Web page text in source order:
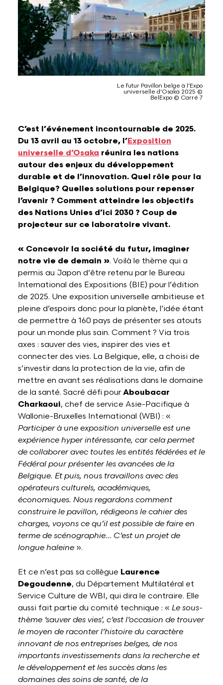
Le futur Pavillon belge à l’Expo
universelle d’Osaka 2025 ©
BelExpo © Carré 7
C’est l’événement incontournable de 2025.
Du 13 avril au 13 octobre, l’Exposition
universelle d’Osaka réunira les nations
autour des enjeux du développement
durable et de l’innovation. Quel rôle pour la
Belgique? Quelles solutions pour repenser
l’avenir ? Comment atteindre les objectifs
des Nations Unies d’ici 2030 ? Coup de
projecteur sur ce laboratoire vivant.
« Concevoir la société du futur, imaginer
notre vie de demain ». Voilà le thème qui a
permis au Japon d’être retenu par le Bureau
International des Expositions (BIE) pour l’édition
de 2025. Une exposition universelle ambitieuse et
pleine d’espoirs donc pour la planète, l’idée étant
de permettre à 160 pays de présenter ses atouts
pour un monde plus sain. Comment ? Via trois
axes : sauver des vies, inspirer des vies et
connecter des vies. La Belgique, elle, a choisi de
s’investir dans la protection de la vie, afin de
mettre en avant ses réalisations dans le domaine
de la santé. Sacré défi pourAboubacar
Charkaoui, chef de service Asie-Pacifique à
Wallonie-Bruxelles International (WBI) : «
Participer à une exposition universelle est une
expérience hyper intéressante, car cela permet
de collaborer avec toutes les entités fédérées et le
Fédéral pour présenter les avancées de la
Belgique. Et puis, nous travaillons avec des
opérateurs culturels, académiques,
économiques. Nous regardons comment
construire le pavillon, rédigeons le cahier des
charges, voyons ce qu’il est possible de faire en
terme de scénographie... C’est un projet de
longue haleine ».
Et ce n’est pas sa collègue Laurence
Degoudenne, du Département Multilatéral et
Service Culture de WBI, qui dira le contraire. Elle
aussi fait partie du comité technique : « Le sous-
thème ‘sauver des vies’, c’est l’occasion de trouver
le moyen de raconter l’histoire du caractère
innovant de nos entreprises belges, de nos
importants investissements dans la recherche et
le développement et les succès dans les
domaines des soins de santé, de la
Lettres et Livres
Mode
Théâtre, Cirque et Arts de la rue,
Humour
Enseignement, formation, stage et emploi
Recherche & innovation
Revue W+B
Les Belges Histoires